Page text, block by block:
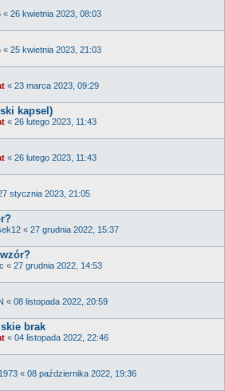
« 26 kwietnia 2023, 08:03
« 25 kwietnia 2023, 21:03
« 23 marca 2023, 09:29
kapsel)
« 26 lutego 2023, 11:43
« 26 lutego 2023, 11:43
stycznia 2023, 21:05
« 27 grudnia 2022, 15:37
« 27 grudnia 2022, 14:53
« 08 listopada 2022, 20:59
brak
« 04 listopada 2022, 22:46
« 08 października 2022, 19:36